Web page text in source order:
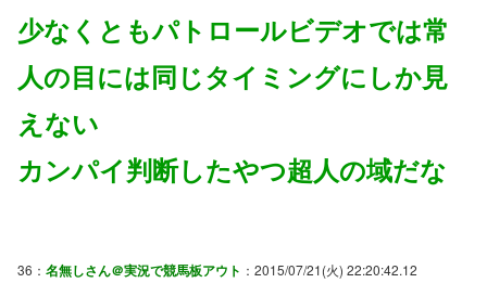
少なくともパトロールビデオでは常
人の目には同じタイミングにしか見
えない
カンパイ判断したやつ超人の域だな
36： 名無しさん＠実況で競馬板アウト ：2015/07/21(火) 22:20:42.12